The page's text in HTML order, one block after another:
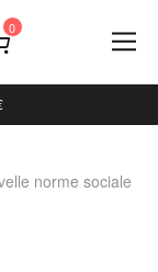
norme sociale